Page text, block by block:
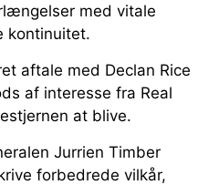
med vitale
kontinuitet.
aftale med Declan Rice
af interesse fra Real
at blive.
Jurrien Timber
forbedrede vilkår,